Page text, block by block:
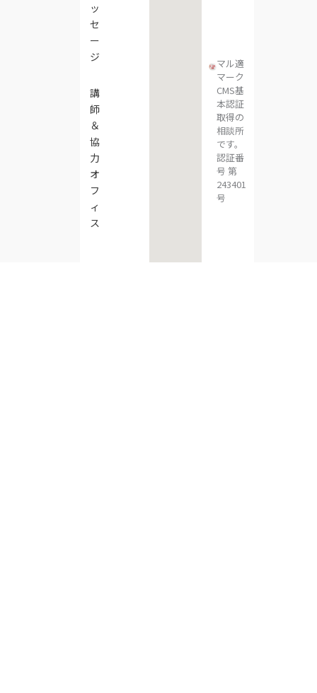
ッ
セ
ー
ジ
講
師
＆
協
力
オ
フ
ィ
ス
マル適
マーク
CMS基
本認証
取得の
相談所
です。
認証番
号 第
243401
号